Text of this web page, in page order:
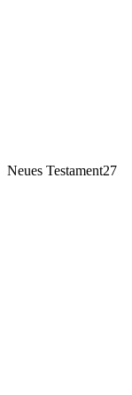
Neues Testament27